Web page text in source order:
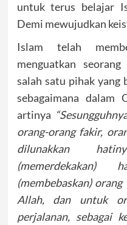
untuk terus belajar
Demi mewujudkan
Islam telah
menguatkan
salah satu pihak yang
sebagaimana
artinya
orang-orang fakir,
dilunakkan
(memerdekakan)
(membebaskan)
Allah, dan untuk
perjalanan, sebagai